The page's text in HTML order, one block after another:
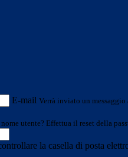
E-mail Verrà inviato un
utente? Effettua il reset della
la casella di posta